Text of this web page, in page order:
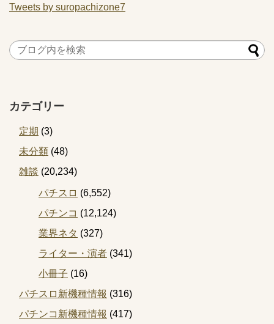
Tweets by suropachizone7
カテゴリー
定期 (3)
未分類 (48)
雑談 (20,234)
パチスロ (6,552)
パチンコ (12,124)
業界ネタ (327)
ライター・演者 (341)
小冊子 (16)
パチスロ新機種情報 (316)
パチンコ新機種情報 (417)